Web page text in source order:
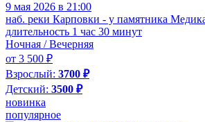
9 мая 2026 в 21:00
наб. реки Карповки - у памятника
длительность 1 час 30 минут
Ночная / Вечерняя
от 3 500 ₽
Взрослый: 3700 ₽
Детский: 3500 ₽
новинка
популярное